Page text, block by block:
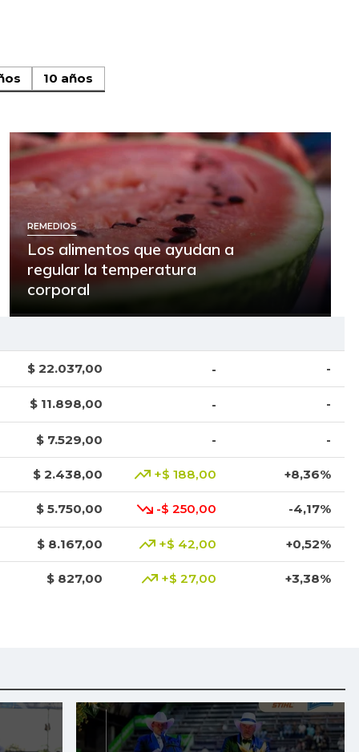
10 años
REMEDIOS
Los alimentos que ayudan a
regular la temperatura
corporal
$ 22.037,00 - -
$ 11.898,00 - -
$ 7.529,00 - -
$ 2.438,00 +$ 188,00 +8,36%
$ 5.750,00 -$ 250,00 -4,17%
$ 8.167,00 +$ 42,00 +0,52%
$ 827,00 +$ 27,00 +3,38%
$ 1.950,00 +$ 150,00 +8,33%